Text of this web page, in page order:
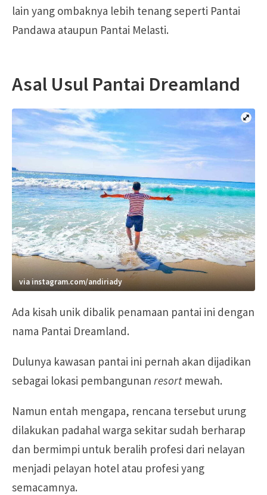
lain yang ombaknya lebih tenang seperti Pantai
Pandawa ataupun Pantai Melasti.
Asal Usul Pantai Dreamland
via instagram.com/andiriady
Ada kisah unik dibalik penamaan pantai ini dengan
nama Pantai Dreamland.
Dulunya kawasan pantai ini pernah akan dijadikan
sebagai lokasi pembangunan resortmewah.
Namun entah mengapa, rencana tersebut urung
dilakukan padahal warga sekitar sudah berharap
dan bermimpi untuk beralih profesi dari nelayan
menjadi pelayan hotel atau profesi yang
semacamnya.